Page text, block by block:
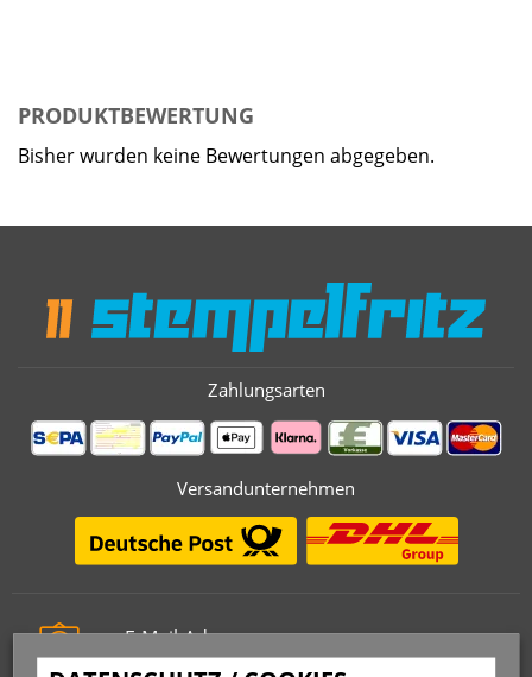
PRODUKTBEWERTUNG
Bisher wurden keine Bewertungen abgegeben.
Zahlungsarten
Versandunternehmen
E-Mail-Adresse
info@stempelfritz.de